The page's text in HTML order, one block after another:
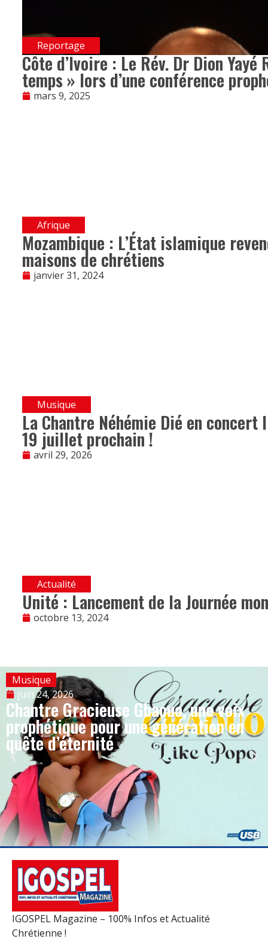
Reportage
Côte d’Ivoire : Le Rév. Dr Dion
temps » lors d’une conférence
mars 9, 2025
Afrique
Mozambique : L’État islamique
maisons de chrétiens
janvier 31, 2024
Musique
La Chantre Néhémie Dié en
19 juillet prochain !
avril 29, 2026
Actualité
Unité : Lancement de la Journée
octobre 13, 2024
Musique
juin 24, 2026
Chantre Gracieuse Gbaouo, une voix
prophétique pour une génération en
quête d’éternité
IGOSPEL Magazine – 100% Infos et Actualité
Chrétienne !